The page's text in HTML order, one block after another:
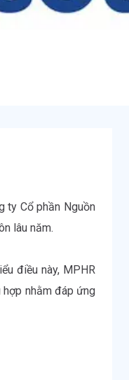
ty Cổ phần Nguồn
lâu năm.
điều này, MPHR
hợp nhằm đáp ứng